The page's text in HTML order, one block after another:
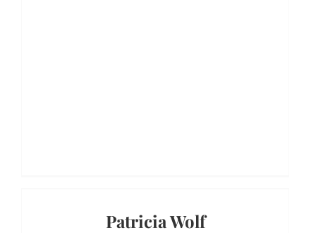
Patricia Wolf